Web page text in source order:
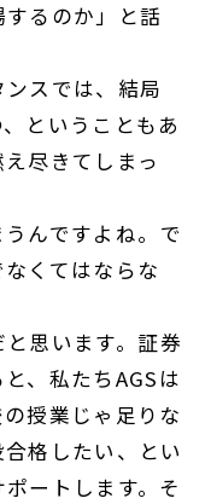
るのか」と話
ンスでは、結局
ということもあ
尽きてしまっ
んですよね。で
くてはならな
思います。証券
、私たちAGSは
授業じゃ足りな
格したい、とい
ートします。そ